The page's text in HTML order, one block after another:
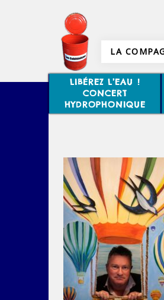
LA
LIBÉREZ L’EAU !
CONCERT
HYDROPHONIQUE